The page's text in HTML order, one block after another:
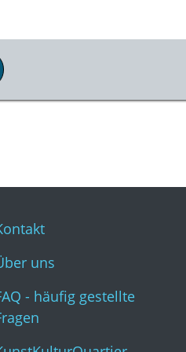
uns
- häufig gestellte